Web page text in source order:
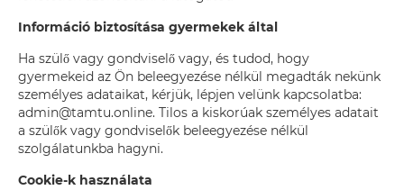
Információ biztosítása gyermekek által
Ha szülő vagy gondviselő vagy, és tudod, hogy
gyermekeid az Ön beleegyezése nélkül megadták nekünk
személyes adataikat, kérjük, lépjen velünk kapcsolatba:
admin@tamtu.online. Tilos a kiskorúak személyes adatait
a szülők vagy gondviselők beleegyezése nélkül
szolgálatunkba hagyni.
Cookie-k használata